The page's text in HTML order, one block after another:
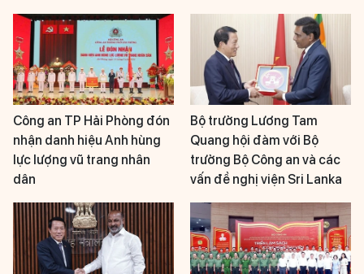
Công an TP Hải Phòng đón
nhận danh hiệu Anh hùng
lực lượng vũ trang nhân
dân
Bộ trưởng Lương Tam
Quang hội đàm với Bộ
trưởng Bộ Công an và các
vấn đề nghị viện Sri Lanka